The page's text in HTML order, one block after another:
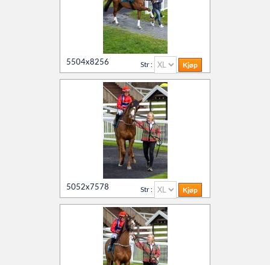
5504x8256 Str :
5052x7578 Str :